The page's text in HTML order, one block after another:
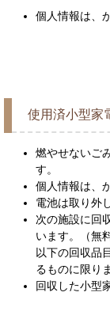
個人情報は、
使用済小型家
燃やせないご
す。
個人情報は、
電池は取り外
次の施設に回
います。（無料
以下の回収品
るものに限り
回収した小型